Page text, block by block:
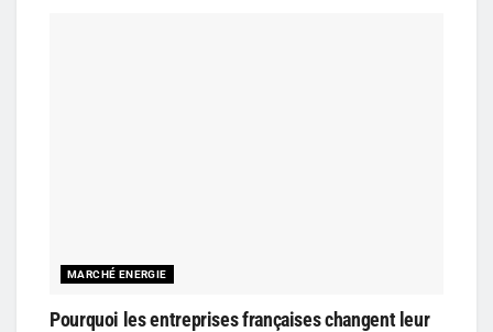
MARCHÉ ENERGIE
Pourquoi les entreprises françaises changent leur